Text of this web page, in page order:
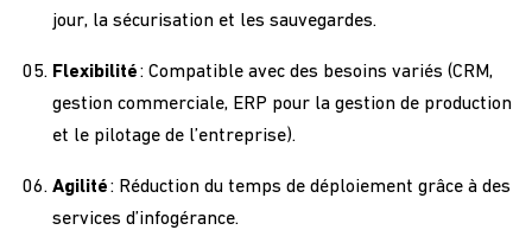
jour, la sécurisation et les sauvegardes.
Flexibilité: Compatible avec des besoins variés (CRM,
gestion commerciale, ERP pour la gestion de production
et le pilotage de l’entreprise).
Agilité: Réduction du temps de déploiement grâce à des
services d’infogérance.